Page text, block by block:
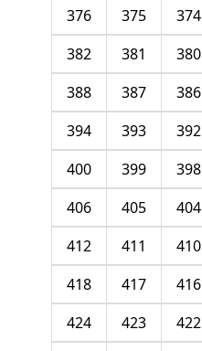
374
375
376
380
381
382
386
387
388
392
393
394
398
399
400
404
405
406
410
411
412
416
417
418
422
423
424